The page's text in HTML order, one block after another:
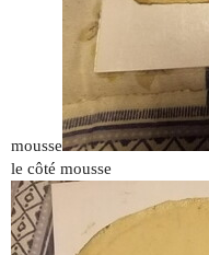
mousse
le côté mousse